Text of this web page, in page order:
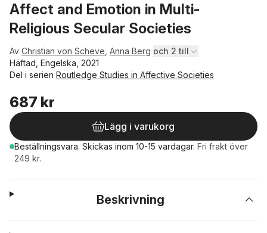
Affect and Emotion in Multi-
Religious Secular Societies
Av Christian von Scheve Anna Berg och 2 till
Häftad, Engelska, 2021
Del i serien Routledge Studies in Affective Societies
687 kr
Lägg i varukorg
Beställningsvara. Skickas inom 10-15 vardagar. Fri frakt över
249 kr.
Beskrivning